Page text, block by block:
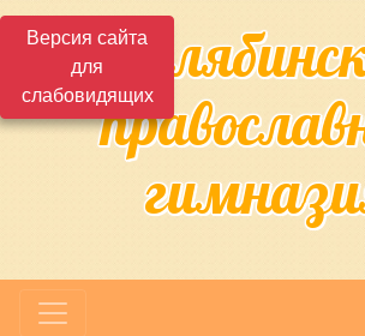
Версия сайта
для
слабовидящих